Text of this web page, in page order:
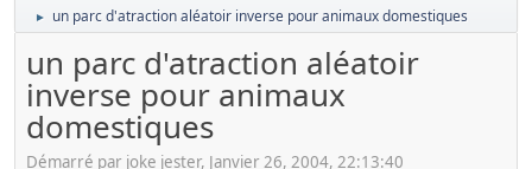
► un parc d'atraction aléatoir inverse pour animaux domestiques
un parc d'atraction aléatoir
inverse pour animaux
domestiques
Démarré par joke jester, Janvier 26, 2004, 22:13:40